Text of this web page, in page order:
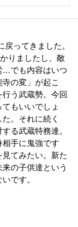
戻ってきました。
りましたし、敵
…でも内容はいつ
の変」が起こ
う武蔵勢。今回
もいいでしょ
。それに続く
る武蔵特務達。
手に鬼強です
てみたい。新た
の子供達という
です。